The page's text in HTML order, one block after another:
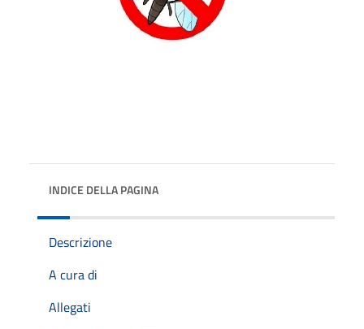
INDICE DELLA PAGINA
Descrizione
A cura di
Allegati